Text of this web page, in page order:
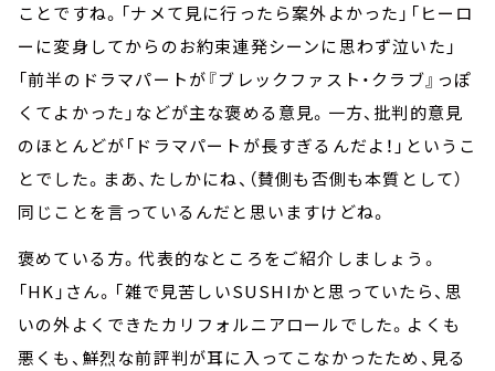
ことですね。「ナメて見に行ったら案外よかった」「ヒーロ
ーに変身してからのお約束連発シーンに思わず泣いた」
「前半のドラマパートが『ブレックファスト・クラブ』っぽ
くてよかった」などが主な褒める意見。一方、批判的意見
のほとんどが「ドラマパートが長すぎるんだよ！」というこ
とでした。まあ、たしかにね、（賛側も否側も本質として）
同じことを言っているんだと思いますけどね。
褒めている方。代表的なところをご紹介しましょう。
「HK」さん。「雑で見苦しいSUSHIかと思っていたら、思
いの外よくできたカリフォルニアロールでした。よくも
悪くも、鮮烈な前評判が耳に入ってこなかったため、見る